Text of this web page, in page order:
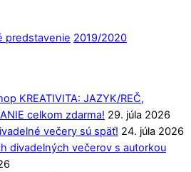
predstavenie 2019/2020
KREATIVITA: JAZYK/REČ,
celkom zdarma! 29. júla 2026
večery sú späť! 24. júla 2026
divadelných večerov s autorkou